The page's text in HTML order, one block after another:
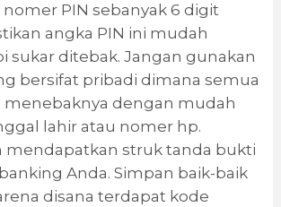
nomer PIN sebanyak 6 digit
angka PIN ini mudah
sukar ditebak. Jangan gunakan
bersifat pribadi dimana semua
menebaknya dengan mudah
lahir atau nomer hp.
mendapatkan struk tanda bukti
Anda. Simpan baik-baik
disana terdapat kode